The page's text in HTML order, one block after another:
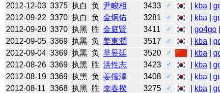
2012-12-03 3375 执白 负 尹畯相 3433 ♂ kba |
2012-09-22 3370 执白 负 金炯佑 3281 ♂ kba |
2012-09-20 3370 执黑 胜 金庭賢 3411 ♂ |go4go
2012-09-05 3369 执黑 负 姜東潤 3517 ♂ kba |
2012-09-04 3369 执黑 负 芈昱廷 3520 ♂ kba |
2012-08-26 3369 执黑 胜 洪性志 3423 ♂ kba |
2012-08-19 3369 执黑 负 姜儒澤 3408 ♂ kba |
2012-08-11 3368 执黑 胜 李春揆 3275 ♂ kba |